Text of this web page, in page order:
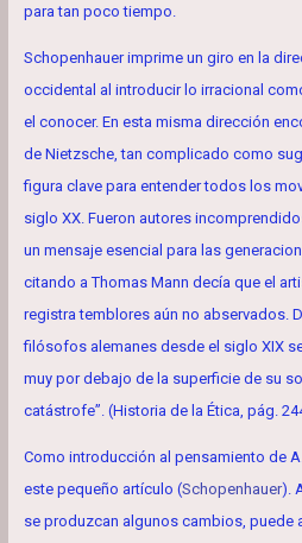
para tan poco tiempo.
Schopenhauer imprime un giro en la
occidental al introducir lo irracional
el conocer. En esta misma dirección
de Nietzsche, tan complicado como
figura clave para entender todos los
siglo XX. Fueron autores
un mensaje esencial para las
citando a Thomas Mann decía que el
registra temblores aún no abservados.
filósofos alemanes desde el siglo XIX
muy por debajo de la superficie de su
catástrofe”. (Historia de la Ética, pág.
Como introducción al pensamiento de
este pequeño artículo (Schopenhauer).
se produzcan algunos cambios, puede